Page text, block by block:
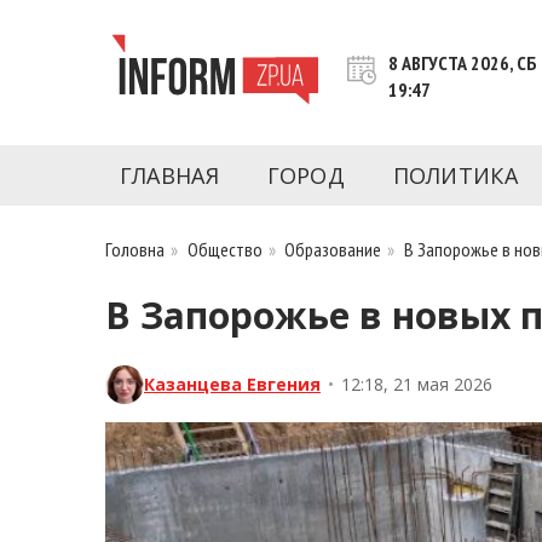
INFORM.ZP.UA – это информационный
последние новости Запорожья и
8 АВГУСТА 2026, СБ
19:47
ГЛАВНАЯ ГОРОД ПОЛИТИКА
Головна » Общество »Образование » В Запорожье в
В Запорожье в новых
Казанцева Евгения • 12:18, 21 мая 2026